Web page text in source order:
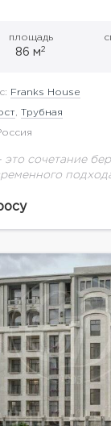
площадь
86 м2
Franks House
Трубная
это сочетание